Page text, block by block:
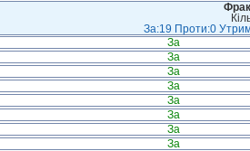
За:19 Проти:0
За
За
За
За
За
За
За
За